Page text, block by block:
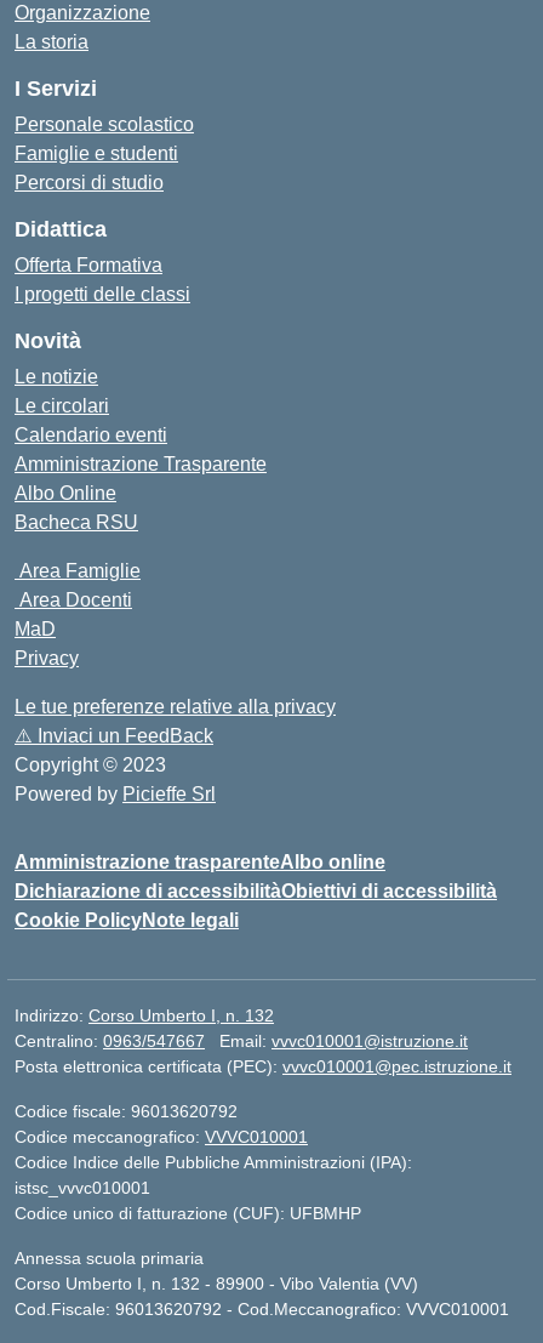
Organizzazione
La storia
I Servizi
Personale scolastico
Famiglie e studenti
Percorsi di studio
Didattica
Offerta Formativa
I progetti delle classi
Novità
Le notizie
Le circolari
Calendario eventi
Amministrazione Trasparente
Albo Online
Bacheca RSU
Area Famiglie
Area Docenti
MaD
Privacy
Le tue preferenze relative alla privacy
⚠️ Inviaci un FeedBack
Copyright © 2023
Powered by Picieffe Srl
Amministrazione trasparenteAlbo online
Dichiarazione di accessibilitàObiettivi di accessibilità
Cookie PolicyNote legali
Indirizzo: Corso Umberto I, n. 132
Centralino: 0963/547667 Email: vvvc010001@istruzione.it
Posta elettronica certificata (PEC): vvvc010001@pec.istruzione.it
Codice fiscale: 96013620792
Codice meccanografico: VVVC010001
Codice Indice delle Pubbliche Amministrazioni (IPA):
istsc_vvvc010001
Codice unico di fatturazione (CUF): UFBMHP
Annessa scuola primaria
Corso Umberto I, n. 132 - 89900 - Vibo Valentia (VV)
Cod.Fiscale: 96013620792 - Cod.Meccanografico: VVVC010001